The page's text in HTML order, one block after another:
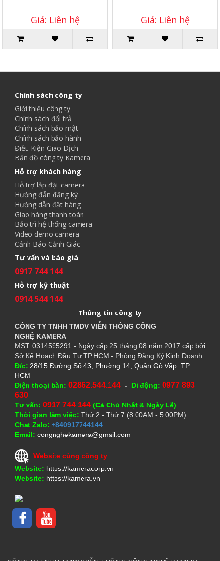
Giá: Liên hệ Giá: Liên hệ
Chính sách công ty
Giới thiệu công ty
Chính sách đổi trả
Chính sách bảo mật
Chính sách bảo hành
Điều Kiện Giao Dịch
Bản đồ công ty Kamera
Hỗ trợ khách hàng
Hỗ trợ lắp đặt camera
Hướng đẫn đăng ký
Hướng dẫn đặt hàng
Giao hàng thanh toán
Bảo trì hệ thống camera
Video demo camera
Cảnh Báo Cảnh Giác
Tư vấn và báo giá
0917 744 144
Hỗ trợ kỹ thuật
0914 544 144
Thông tin công ty
CÔNG TY TNHH TMDV VIỄN THÔNG CÔNG
NGHỆ KAMERA
MST: 0314595291 - Ngày cấp 25 tháng 08 năm 2017 cấp bởi
Sở Kế Hoạch Đầu Tư TP.HCM - Phòng Đăng Ký Kinh Doanh.
Đ/c: 28/15 Đường Số 43, Phường 14, Quận Gò Vấp. TP.
HCM
Điện thoại bàn: 02862.544.144 - Di động: 0977 893
630
Tư vấn: 0917 744 144 (Cả Chủ Nhật & Ngày Lễ)
Thời gian làm việc: Thứ 2 - Thứ 7 (8:00AM - 5:00PM)
Chat Zalo: +840917744144
Email: congnghekamera@gmail.com
Website cùng công ty
Website: https://kameracorp.vn
Website: https://kamera.vn